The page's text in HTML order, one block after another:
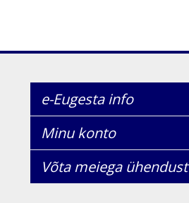
e-Eugesta info
Minu konto
Võta meiega ühendust